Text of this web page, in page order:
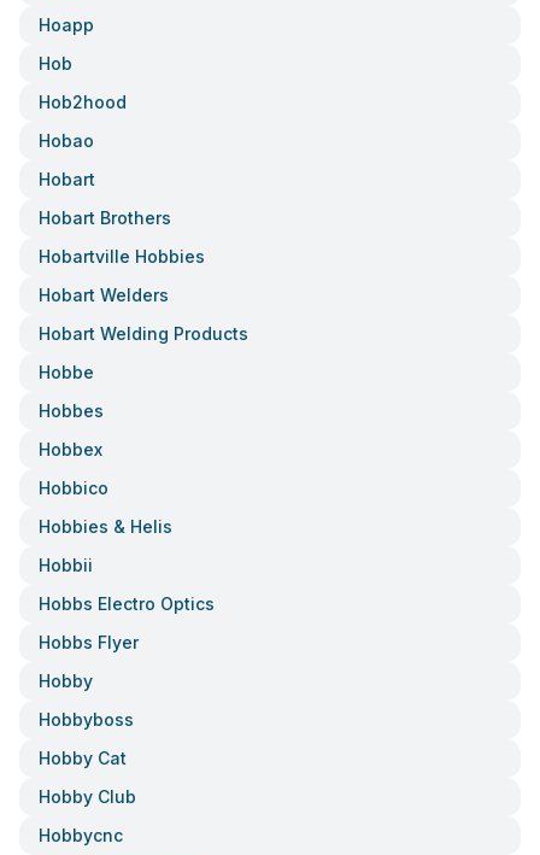
Hoapp
Hob
Hob2hood
Hobao
Hobart
Hobart Brothers
Hobartville Hobbies
Hobart Welders
Hobart Welding Products
Hobbe
Hobbes
Hobbex
Hobbico
Hobbies & Helis
Hobbii
Hobbs Electro Optics
Hobbs Flyer
Hobby
Hobbyboss
Hobby Cat
Hobby Club
Hobbycnc